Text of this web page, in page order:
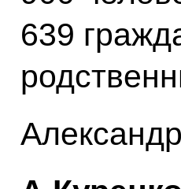
639